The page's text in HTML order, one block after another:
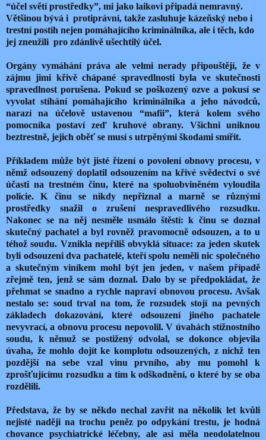
“účel světí prostředky”, mi jako laikovi připadá nemravný.
Většinou bývá i protiprávní, takže zasluhuje kázeňský nebo i
trestní postih nejen pomáhajícího kriminálníka, ale i těch, kdo
jej zneužili pro zdánlivě ušechtilý účel.
Orgány vymáhání práva ale velmi nerady připouštějí, že v
zájmu jimi křivě chápané spravedlnosti byla ve skutečnosti
spravedlnost porušena. Pokud se poškozený ozve a pokusí se
vyvolat stíhání pomáhajícího kriminálníka a jeho návodců,
narazí na účelově ustavenou “mafii”, která kolem svého
pomocníka postaví zeď kruhové obrany. Všichni uniknou
beztrestně, jejich oběť se musí s utrpěnými škodami smířit.
Příkladem může být jisté řízení o povolení obnovy procesu, v
němž odsouzený doplatil odsouzením na křivé svědectví o své
účasti na trestném činu, které na spoluobviněném vyloudila
policie. K činu se nikdy nepřiznal a marně se různými
prostředky snažil o zrušení nespravedlivého rozsudku.
Nakonec se na něj nesměle usmálo štěstí: k činu se doznal
skutečný pachatel a byl rovněž pravomocně odsouzen, a to u
téhož soudu. Vznikla nepříliš obvyklá situace: za jeden skutek
byli odsouzeni dva pachatelé, kteří spolu neměli nic společného
a skutečným viníkem mohl být jen jeden, v našem případě
zřejmě ten, jenž se sám doznal. Dalo by se předpokládat, že
přehmat se snadno a rychle napraví obnovou procesu. Avšak
nestalo se: soud trval na tom, že rozsudek stojí na pevných
základech dokazování, které odsouzení jiného pachatele
nevyvrací, a obnovu procesu nepovolil. V úvahách stížnostního
soudu, k němuž se postižený odvolal, se dokonce objevila
úvaha, že mohlo dojít ke komplotu odsouzených, z nichž ten
pozdější na sebe vzal vinu prvního, aby mu pomohl k
zprošťujícímu rozsudku a tím k odškodnění, o které by se oba
rozdělili.
Představa, že by se někdo nechal zavřít na několik let kvůli
nejisté naději na trochu peněz po odpykání trestu, je hodná
chovance psychiatrické léčebny, ale asi měla neodolatelnou